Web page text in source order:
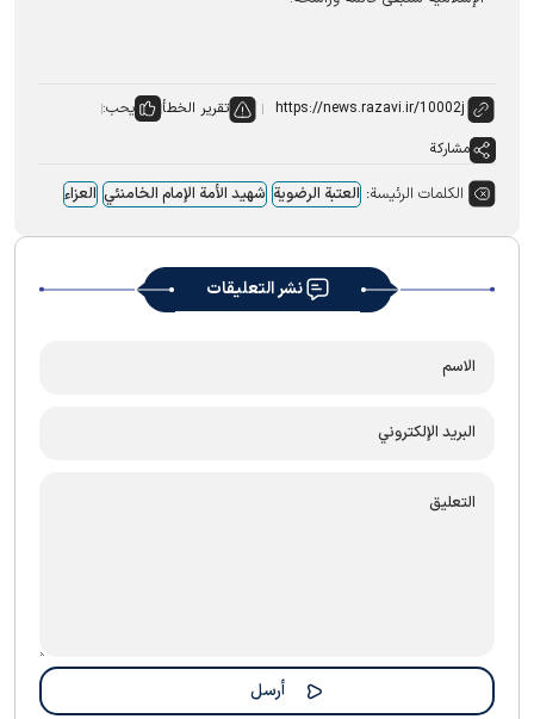
تقرير الخطأ
يحب:
مشاركة
الكلمات الرئيسة: العتبة الرضویة شهید الأمة الإمام الخامنئي العزاء
نشر التعليقات